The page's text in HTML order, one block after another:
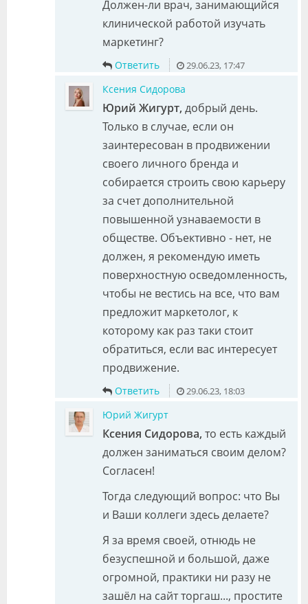
Должен-ли врач, занимающийся
клинической работой изучать
маркетинг?
Ответить 29.06.23, 17:47
Ксения Сидорова
Юрий Жигурт, добрый день.
Только в случае, если он
заинтересован в продвижении
своего личного бренда и
собирается строить свою карьеру
за счет дополнительной
повышенной узнаваемости в
обществе. Объективно - нет, не
должен, я рекомендую иметь
поверхностную осведомленность,
чтобы не вестись на все, что вам
предложит маркетолог, к
которому как раз таки стоит
обратиться, если вас интересует
продвижение.
Ответить 29.06.23, 18:03
Юрий Жигурт
Ксения Сидорова, то есть каждый
должен заниматься своим делом?
Согласен!
Тогда следующий вопрос: что Вы
и Ваши коллеги здесь делаете?
Я за время своей, отнюдь не
безуспешной и большой, даже
огромной, практики ни разу не
зашёл на сайт торгаш..., простите